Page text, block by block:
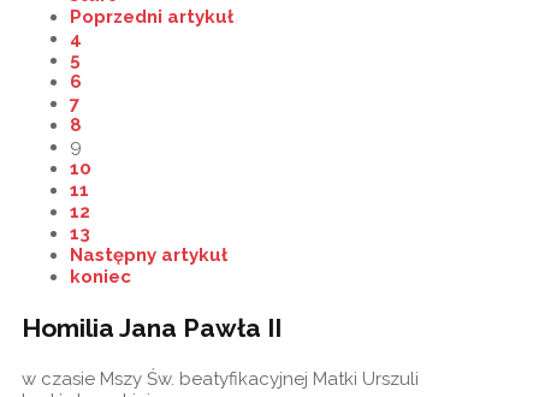
Poprzedni artykuł
4
5
6
7
8
9
10
11
12
13
Następny artykuł
koniec
Homilia Jana Pawła II
w czasie Mszy Św. beatyfikacyjnej Matki Urszuli